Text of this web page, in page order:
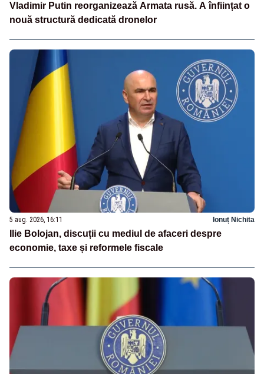
Vladimir Putin reorganizează Armata rusă. A înființat o
nouă structură dedicată dronelor
5 aug. 2026, 16:11 Ionuț Nichita
Ilie Bolojan, discuții cu mediul de afaceri despre
economie, taxe și reformele fiscale